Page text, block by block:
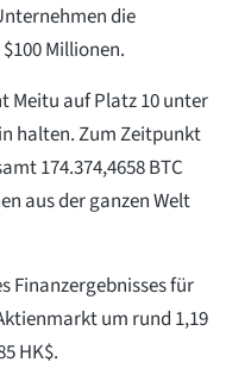
die
Millionen.
Meitu auf Platz 10 unter
halten. Zum Zeitpunkt
174.374,4658 BTC
aus der ganzen Welt
Finanzergebnisses für
um rund 1,19
HK$.